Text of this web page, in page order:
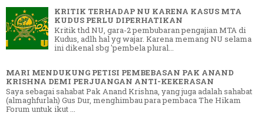
KRITIK TERHADAP NU KARENA KASUS MTA
KUDUS PERLU DIPERHATIKAN
Kritik thd NU, gara-2 pembubaran pengajian MTA di
Kudus, adlh hal yg wajar. Karena memang NU selama
ini dikenal sbg 'pembela plural...
MARI MENDUKUNG PETISI PEMBEBASAN PAK ANAND
KRISHNA DEMI PERJUANGAN ANTI-KEKERASAN
Saya sebagai sahabat Pak Anand Krishna, yang juga adalah sahabat
(almaghfurlah) Gus Dur, menghimbau para pembaca The Hikam
Forum untuk ikut ...